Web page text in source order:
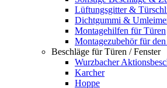
Lüftungsgitter &
Dichtgummi &
Montagehilfen für Türen
Montagezubehör für
Beschläge für Türen / Fenster
Wurzbacher
Karcher
Hoppe